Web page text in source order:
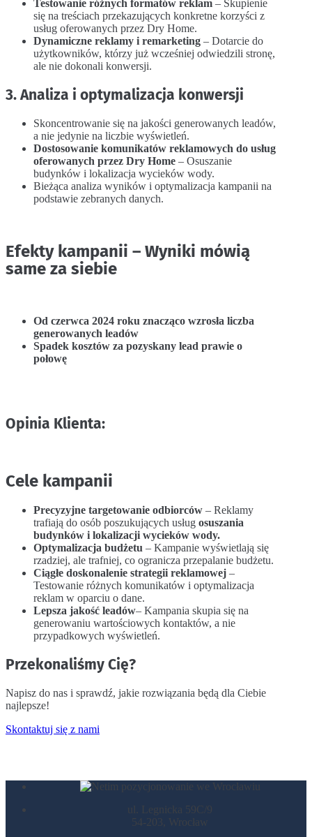
Testowanie różnych formatów reklam – Skupienie
się na treściach przekazujących konkretne korzyści z
usług oferowanych przez Dry Home.
Dynamiczne reklamy i remarketing – Dotarcie do
użytkowników, którzy już wcześniej odwiedzili stronę,
ale nie dokonali konwersji.
3. Analiza i optymalizacja konwersji
Skoncentrowanie się na jakości generowanych leadów,
a nie jedynie na liczbie wyświetleń.
Dostosowanie komunikatów reklamowych do usług
oferowanych przez Dry Home – Osuszanie
budynków i lokalizacja wycieków wody.
Bieżąca analiza wyników i optymalizacja kampanii na
podstawie zebranych danych.
Efekty kampanii – Wyniki mówią
same za siebie
Od czerwca 2024 roku znacząco wzrosła liczba
generowanych leadów
Spadek kosztów za pozyskany lead prawie o
połowę
Opinia Klienta:
Cele kampanii
Precyzyjne targetowanie odbiorców – Reklamy
trafiają do osób poszukujących usług osuszania
budynków i lokalizacji wycieków wody.
Optymalizacja budżetu – Kampanie wyświetlają się
rzadziej, ale trafniej, co ogranicza przepalanie budżetu.
Ciągłe doskonalenie strategii reklamowej –
Testowanie różnych komunikatów i optymalizacja
reklam w oparciu o dane.
Lepsza jakość leadów– Kampania skupia się na
generowaniu wartościowych kontaktów, a nie
przypadkowych wyświetleń.
Przekonaliśmy Cię?
Napisz do nas i sprawdź, jakie rozwiązania będą dla Ciebie
najlepsze!
Skontaktuj się z nami
ul. Legnicka 59C/9
54-203, Wrocław